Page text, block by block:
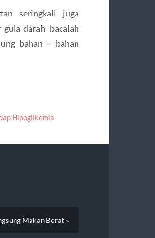
seringkali juga
darah. bacalah
bahan – bahan
Hipoglikemia
Makan Berat »